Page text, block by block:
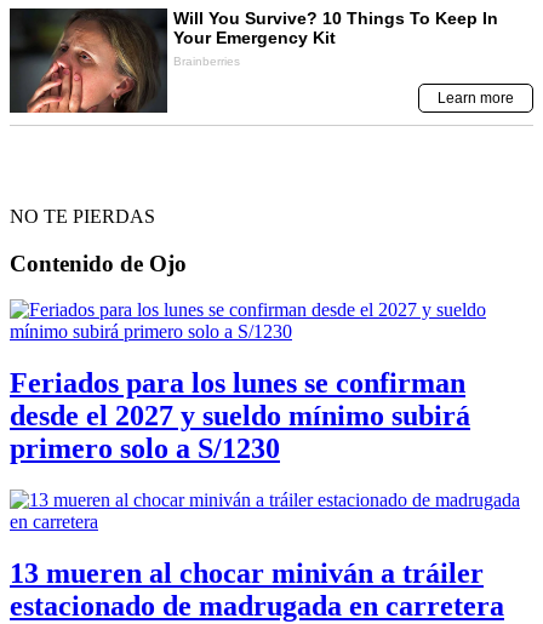
NO TE PIERDAS
Contenido de Ojo
Feriados para los lunes se confirman
desde el 2027 y sueldo mínimo subirá
primero solo a S/1230
13 mueren al chocar miniván a tráiler
estacionado de madrugada en carretera